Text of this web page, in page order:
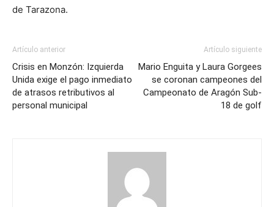
de Tarazona.
Artículo anterior
Crisis en Monzón: Izquierda
Unida exige el pago inmediato
de atrasos retributivos al
personal municipal
Artículo siguiente
Mario Enguita y Laura Gorgees
se coronan campeones del
Campeonato de Aragón Sub-
18 de golf